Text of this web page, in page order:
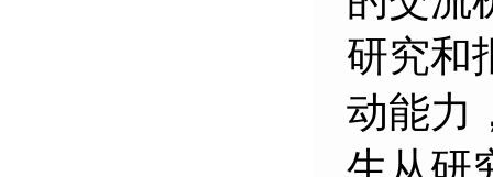
研究和
动能力